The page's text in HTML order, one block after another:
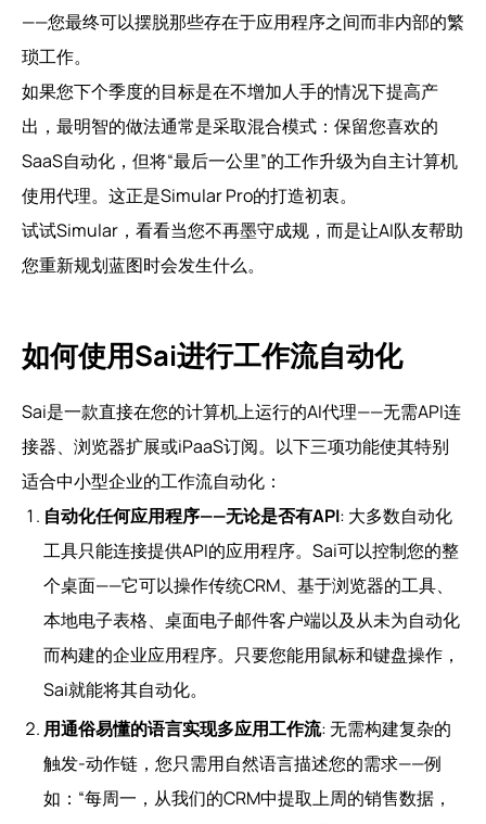
——您最终可以摆脱那些存在于应用程序之间而非内部的繁
琐工作。
如果您下个季度的目标是在不增加人手的情况下提高产
出，最明智的做法通常是采取混合模式：保留您喜欢的
SaaS自动化，但将“最后一公里”的工作升级为自主计算机
使用代理。这正是Simular Pro的打造初衷。
试试Simular，看看当您不再墨守成规，而是让AI队友帮助
您重新规划蓝图时会发生什么。
如何使用Sai进行工作流自动化
Sai是一款直接在您的计算机上运行的AI代理——无需API连
接器、浏览器扩展或iPaaS订阅。以下三项功能使其特别
适合中小型企业的工作流自动化：
自动化任何应用程序——无论是否有API: 大多数自动化
工具只能连接提供API的应用程序。Sai可以控制您的整
个桌面——它可以操作传统CRM、基于浏览器的工具、
本地电子表格、桌面电子邮件客户端以及从未为自动化
而构建的企业应用程序。只要您能用鼠标和键盘操作，
Sai就能将其自动化。
用通俗易懂的语言实现多应用工作流: 无需构建复杂的
触发-动作链，您只需用自然语言描述您的需求——例
如：“每周一，从我们的CRM中提取上周的销售数据，